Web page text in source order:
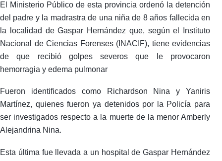
El Ministerio Público de esta provincia ordenó la detención
del padre y la madrastra de una niña de 8 años fallecida en
la localidad de Gaspar Hernández que, según el Instituto
Nacional de Ciencias Forenses (INACIF), tiene evidencias
de que recibió golpes severos que le provocaron
hemorragia y edema pulmonar
Fueron identificados como Richardson Nina y Yaniris
Martínez, quienes fueron ya detenidos por la Policía para
ser investigados respecto a la muerte de la menor Amberly
Alejandrina Nina.
Esta última fue llevada a un hospital de Gaspar Hernández